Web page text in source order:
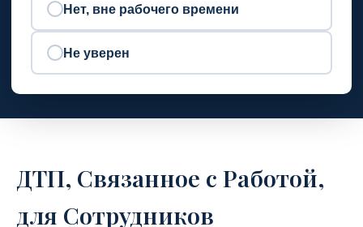
Нет, вне рабочего времени
Не уверен
ДТП, Связанное с Работой,
для Сотрудников